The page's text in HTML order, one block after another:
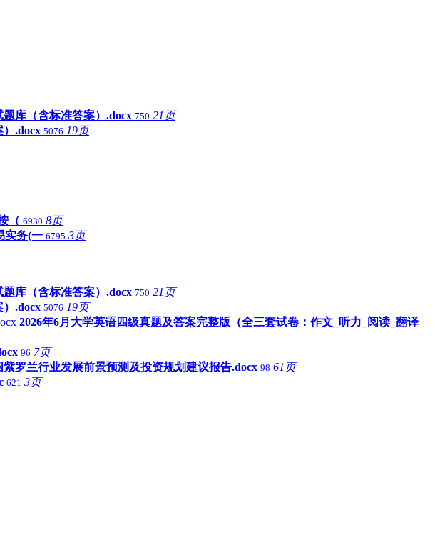
库（含标准答案）.docx 750 21页
.docx 5076 19页
（ 6930 8页
实务(一 6795 3页
库（含标准答案）.docx 750 21页
.docx 5076 19页
2026年6月大学英语四级真题及答案完整版（全三套试卷：作文_听力_阅读_翻译
96 7页
紫罗兰行业发展前景预测及投资规划建议报告.docx 98 61页
621 3页